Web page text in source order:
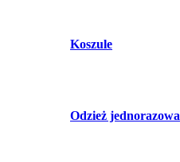
Koszule
Odzież jednorazowa